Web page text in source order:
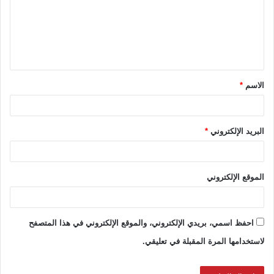
ق
*الاسم *
البريد الإلكتروني *
الموقع الإلكتروني
احفظ اسمي، بريدي الإلكتروني، والموقع الإلكتروني في هذا المتصفح
لاستخدامها المرة المقبلة في تعليقي.